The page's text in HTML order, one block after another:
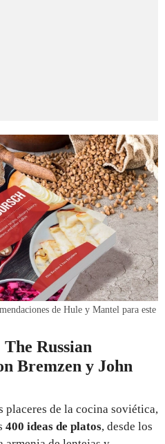
de Hule y Mantel para este
Russian
Bremzen y John
placeres de la cocina soviética,
400 ideas de platos, desde los